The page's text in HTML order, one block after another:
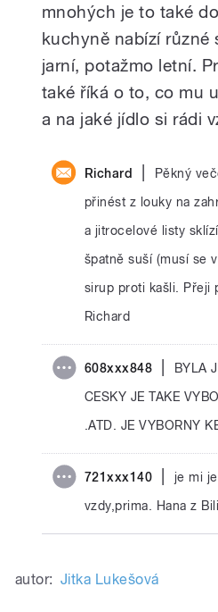
mnohých je to také
kuchyně nabízí různé
jarní, potažmo letní.
také říká o to, co mu
a na jaké jídlo si rádi
Richard
Pěkný
přinést z louky na
a jitrocelové listy
špatně suší (musí se
sirup proti kašli. Přeji
Richard
608xxx848
BYLA
CESKY JE TAKE
.ATD. JE VYBORNY
721xxx140
je mi
vzdy,prima. Hana z
autor: Jitka Lukešová